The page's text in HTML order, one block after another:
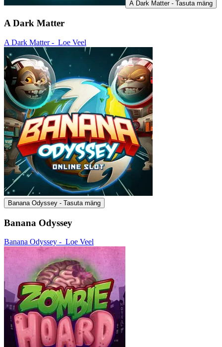
A Dark Matter - Tasuta mäng
A Dark Matter
A Dark Matter - Loe Veel
Banana Odyssey - Tasuta mäng
Banana Odyssey
Banana Odyssey - Loe Veel